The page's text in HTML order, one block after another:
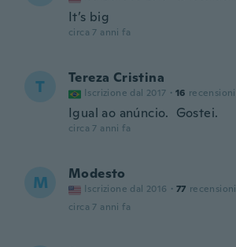
It’s big
circa 7 anni fa
T Tereza Cristina
Iscrizione dal 2017 · 16 recensioni
Igual ao anúncio. Gostei.
circa 7 anni fa
M Modesto
Iscrizione dal 2016 · 77 recensioni
circa 7 anni fa